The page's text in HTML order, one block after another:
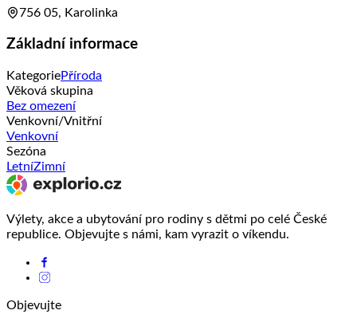
756 05, Karolinka
Základní informace
KategoriePříroda
Věková skupina
Bez omezení
Venkovní/Vnitřní
Venkovní
Sezóna
LetníZimní
Výlety, akce a ubytování pro rodiny s dětmi po celé České
republice. Objevujte s námi, kam vyrazit o víkendu.
Objevujte